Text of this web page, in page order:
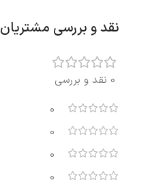
نقد و بررسی مشتریان
0 نقد و بررسی
0
0
0
0